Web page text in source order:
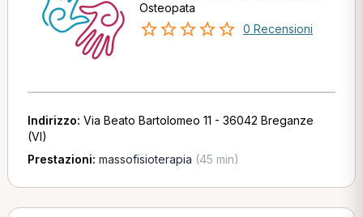
Osteopata
0 Recensioni
Indirizzo: Via Beato Bartolomeo 11 - 36042 Breganze
(VI)
Prestazioni: massofisioterapia (45 min)